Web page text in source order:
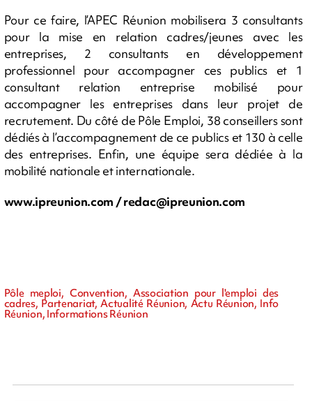
Pour ce faire, l’APEC Réunion mobilisera 3 consultants
pour la mise en relation cadres/jeunes avec les
entreprises, 2 consultants en développement
professionnel pour accompagner ces publics et 1
consultant relation entreprise mobilisé pour
accompagner les entreprises dans leur projet de
recrutement. Du côté de Pôle Emploi, 38 conseillers sont
dédiés à l’accompagnement de ce publics et 130 à celle
des entreprises. Enfin, une équipe sera dédiée à la
mobilité nationale et internationale.
www.ipreunion.com /redac@ipreunion.com
Pôle meploi, Convention, Association pour l'emploi des
cadres, Partenariat, Actualité Réunion, Actu Réunion, Info
Réunion, Informations Réunion